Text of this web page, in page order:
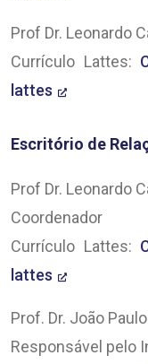
Prof Dr. Leonardo
Currículo Lattes:
lattes
Escritório de
Prof Dr. Leonardo
Coordenador
Currículo Lattes:
lattes
Prof. Dr. João
Responsável pelo